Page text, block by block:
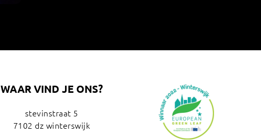
WAAR VIND JE ONS?
stevinstraat 5
7102 dz winterswijk